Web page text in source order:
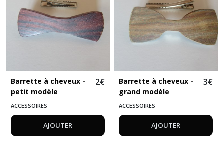
Barrette à cheveux -
petit modèle
2€
ACCESSOIRES
AJOUTER
Barrette à cheveux -
grand modèle
3€
ACCESSOIRES
AJOUTER